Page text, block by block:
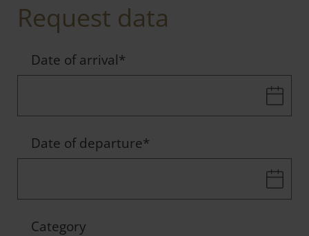
Request data
Date of arrival*
Date of departure*
Category